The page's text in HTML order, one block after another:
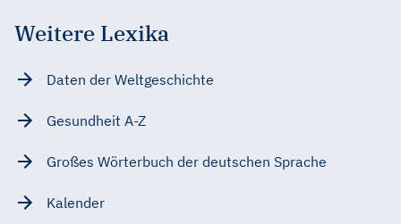
Weitere Lexika
Daten der Weltgeschichte
Gesundheit A-Z
Großes Wörterbuch der deutschen Sprache
Kalender